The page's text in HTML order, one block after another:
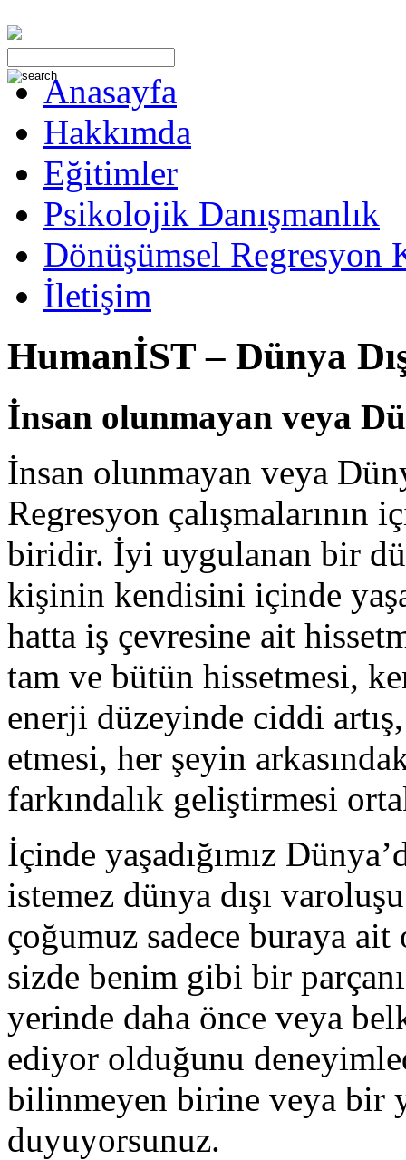
Anasayfa
Hakkımda
Eğitimler
Psikolojik Danışmanlık
Dönüşümsel Regresyon
İletişim
HumanİST – Dünya
İnsan olunmayan veya
İnsan olunmayan veya
Regresyon çalışmalarının
biridir. İyi uygulanan bir
kişinin kendisini içinde
hatta iş çevresine ait
tam ve bütün hissetmesi,
enerji düzeyinde ciddi
etmesi, her şeyin
farkındalık geliştirmesi
İçinde yaşadığımız
istemez dünya dışı
çoğumuz sadece buraya ait
sizde benim gibi bir
yerinde daha önce veya
ediyor olduğunu
bilinmeyen birine veya bir
duyuyorsunuz.